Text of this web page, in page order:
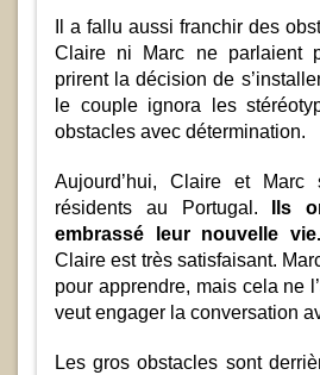
Il a fallu aussi franchir des
Claire ni Marc ne parlaient
prirent la décision de
le couple ignora les
obstacles avec détermination.
Aujourd’hui, Claire et Marc
résidents au Portugal.
Ils
embrassé leur nouvelle vie.
Claire est très satisfaisant.
pour apprendre, mais cela ne
veut engager la conversation
Les gros obstacles sont